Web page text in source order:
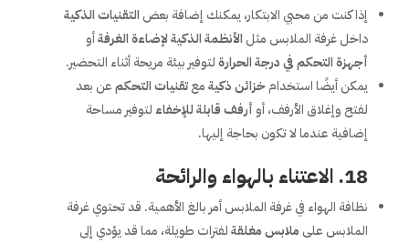
إذا كنت من محبي الابتكار، يمكنك إضافة بعض التقنيات الذكية
داخل غرفة الملابس مثل الأنظمة الذكية لإضاءة الغرفةأو
أجهزة التحكم في درجة الحرارةلتوفير بيئة مريحة أثناء التحضير.
يمكن أيضًا استخدامخزائن ذكيةمعتقنيات التحكمعن بعد
لفتح وإغلاق الأرفف، أو أرفف قابلة للإخفاء لتوفير مساحة
إضافية عندما لا تكون بحاجة إليها.
18. الاعتناء بالهواء والرائحة
نظافة الهواء في غرفة الملابس أمر بالغ الأهمية. قد تحتوي غرفة
الملابس على ملابس مغلقةلفترات طويلة، مما قد يؤدي إلى